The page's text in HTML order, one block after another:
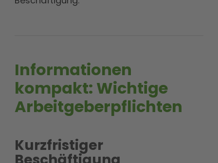
Informationen
kompakt: Wichtige
Arbeitgeberpflichten
Kurzfristiger